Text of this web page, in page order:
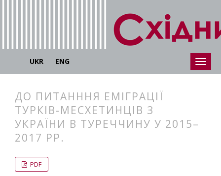
UKR ENG
ДО ПИТАНННЯ ЕМІГРАЦІЇ
ТУРКІВ-МЕСХЕТИНЦІВ З
УКРАЇНИ В ТУРЕЧЧИНУ У 2015–
2017 РР.
PDF